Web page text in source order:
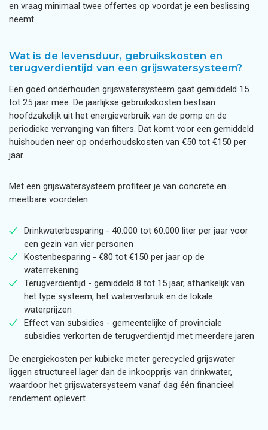
en vraag minimaal twee offertes op voordat je een beslissing
neemt.
Wat is de levensduur, gebruikskosten en
terugverdientijd van een grijswatersysteem?
Een goed onderhouden grijswatersysteem gaat gemiddeld 15
tot 25 jaar mee. De jaarlijkse gebruikskosten bestaan
hoofdzakelijk uit het energieverbruik van de pomp en de
periodieke vervanging van filters. Dat komt voor een gemiddeld
huishouden neer op onderhoudskosten van €50 tot €150 per
jaar.
Met een grijswatersysteem profiteer je van concrete en
meetbare voordelen:
Drinkwaterbesparing - 40.000 tot 60.000 liter per jaar voor
een gezin van vier personen
Kostenbesparing - €80 tot €150 per jaar op de
waterrekening
Terugverdientijd - gemiddeld 8 tot 15 jaar, afhankelijk van
het type systeem, het waterverbruik en de lokale
waterprijzen
Effect van subsidies - gemeentelijke of provinciale
subsidies verkorten de terugverdientijd met meerdere jaren
De energiekosten per kubieke meter gerecycled grijswater
liggen structureel lager dan de inkoopprijs van drinkwater,
waardoor het grijswatersysteem vanaf dag één financieel
rendement oplevert.